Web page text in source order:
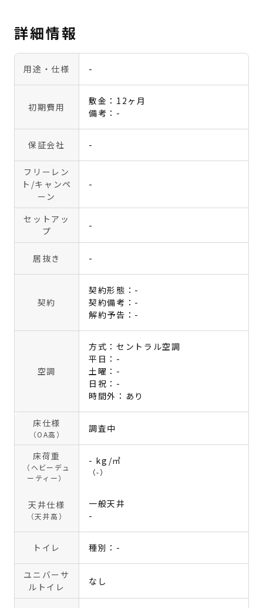
詳細情報
用途・仕様 -
初期費用
敷金：12ヶ月
備考：-
保証会社 -
フリーレン
ト /キャンペ
ーン
-
セットアッ
プ
-
居抜き -
契約
契約形態：-
契約備考：-
解約予告：-
空調
方式：セントラル空調
平日：-
土曜：-
日祝：-
時間外：あり
床仕様
（OA高）
調査中
床荷重
（ヘビーデュ
ーティー）
- kg/㎡
（-）
天井仕様
（天井高）
一般天井
-
トイレ 種別：-
ユニバーサ
ルトイレ
なし